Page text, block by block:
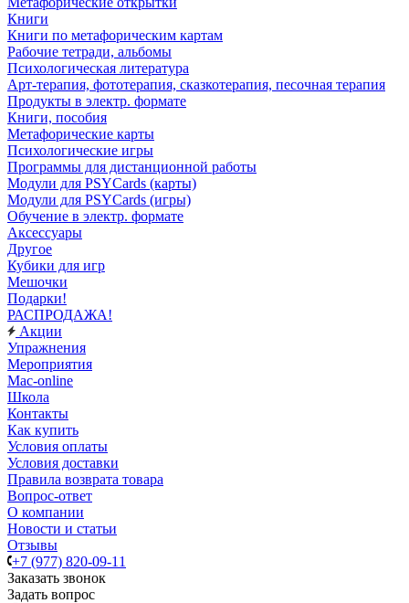
Книги
Книги по метафорическим картам
Рабочие тетради, альбомы
Психологическая литература
Арт-терапия, фототерапия, сказкотерапия, песочная терапия
Продукты в электр. формате
Книги, пособия
Метафорические карты
Психологические игры
Программы для дистанционной работы
Модули для PSYCards (карты)
Модули для PSYCards (игры)
Обучение в электр. формате
Аксессуары
Другое
Кубики для игр
Мешочки
Подарки!
РАСПРОДАЖА!
Акции
Упражнения
Мероприятия
Mac-online
Школа
Контакты
Как купить
Условия оплаты
Условия доставки
Правила возврата товара
Вопрос-ответ
О компании
Новости и статьи
Отзывы
+7 (977) 820-09-11
Заказать звонок
Задать вопрос